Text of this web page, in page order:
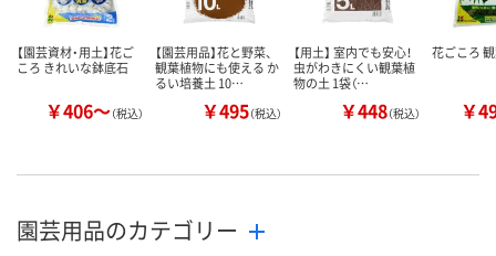
【園芸資材・用土】花ご
ころ きれいな鉢底石
￥406～（税込）
【園芸用品】花と野菜、
観葉植物にも使える か
るい培養土 10…
￥495（税込）
【用土】 室内でも安心！
虫がわきにくい観葉植
物の土 1袋（…
￥448（税込）
花ごころ
￥
園芸用品のカテゴリー